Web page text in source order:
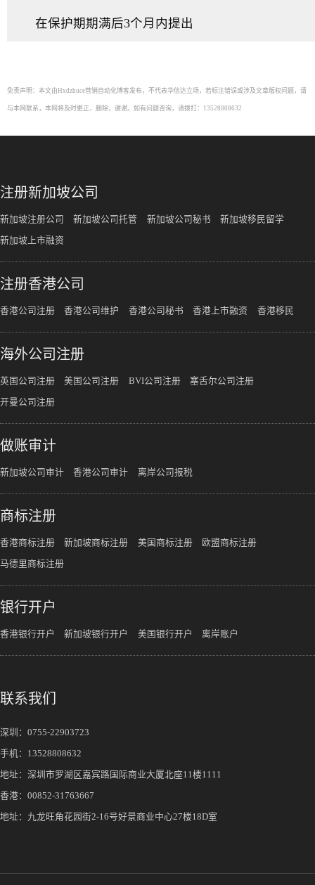
在保护期期满后3个月内提出
免责声明：本文由Hxdzhuce营销自动化博客发布，不代表华信达立场，若标注错误或涉及文章版权问题，请
与本网联系，本网将及时更正、删除，谢谢。如有问题咨询，请拨打：13528808632
注册新加坡公司
新加坡注册公司 新加坡公司托管 新加坡公司秘书 新加坡移民留学
新加坡上市融资
注册香港公司
香港公司注册 香港公司维护 香港公司秘书 香港上市融资 香港移民
海外公司注册
英国公司注册 美国公司注册 BVI公司注册 塞舌尔公司注册
开曼公司注册
做账审计
新加坡公司审计 香港公司审计 离岸公司报税
商标注册
香港商标注册 新加坡商标注册 美国商标注册 欧盟商标注册
马德里商标注册
银行开户
香港银行开户 新加坡银行开户 美国银行开户 离岸账户
联系我们
深圳： 0755-22903723
手机： 13528808632
地址：深圳市罗湖区嘉宾路国际商业大厦北座11楼1111
香港：00852-31763667
地址：九龙旺角花园街2-16号好景商业中心27楼18D室